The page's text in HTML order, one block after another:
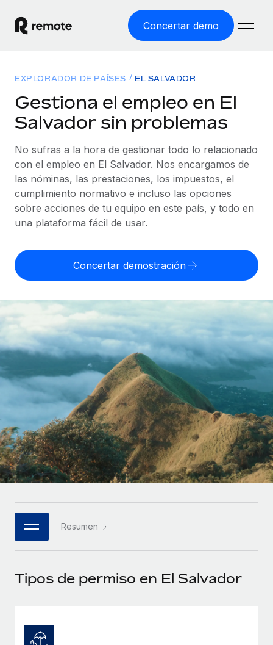
Concertar demo
EMPLEO GLOBAL
Nómina global
Gestiona las nóminas de forma sencilla y conforme a la
legalidad.
Employer of Record
Expándete en todo el mundo sin gastar en entidades.
cumpliendo la normativa.
Integra y gestiona a autónomos globalmente.
PEO
Externaliza tareas laborales complejas.
INFRAESTRUCTURA
Conexión Remote
Integra los RR. HH. en tus flujos de trabajo sin
complicaciones.
Plataforma
Funciones esenciales de RR. HH. integradas para tu
Conectar
Conecta cualquier herramienta de IA con Remote
Optimiza los procesos con herramientas empresariales
SERVICIOS
Soluciones
COBERTURA MUNDIAL
Explorador de países
Consulta el soporte del empleo global según el país.
Explorador estatal de EE. UU.
Simplifica la contratación en todos los estados de EE.
Comparador de Remote
Compáranos con otras empresas.
ETAPAS DE CRECIMIENTO
Startups
Soluciones ágiles de RR. HH. globales y nóminas para
empresas en crecimiento.
Mediana empresa
Amplía tu equipo con soluciones de RR. HH.
personalizadas.
Empresa
RR. HH. globales para grandes empresas.
ASOCIARSE
Socios tecnológicos estratégicos
Integra la gestión de los RR. HH. globales en tu
Asociarse
Consultoría de integraciones y automatización con IA.
Recursos
HERRAMIENTAS Y CALCULADORAS
Calculadora del riesgo de clasificación errónea
Consulta el riesgo de clasificación errónea por país.
cualquier país.
Descubre opciones de divisas y tiempos de pago para
autónomos globales.
APRENDIZAJE CON REMOTE
Guías y recursos
Casos prácticos
Glosario de RR. HH.
Listas de verificación y plantillas
Biblioteca de descripciones de puestos
Webinarios
Información sobre salarios y talento
Obtén ayuda
Precios
English
Nederlands
Français
Deutsch
Español
Português (Portugal)
日本語
한국어
中文（简体）
EXPLORADOR DE PAÍSES EL SALVADOR
Gestiona el empleo en El
Salvador sin problemas
No sufras a la hora de gestionar todo lo relacionado
con el empleo en El Salvador. Nos encargamos de
las nóminas, las prestaciones, los impuestos, el
cumplimiento normativo e incluso las opciones
sobre acciones de tu equipo en este país, y todo en
una plataforma fácil de usar.
Concertar demostración
Resumen
Tipos de permiso en El Salvador